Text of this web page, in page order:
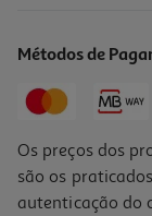
Métodos de
Os preços dos
são os
autenticação do